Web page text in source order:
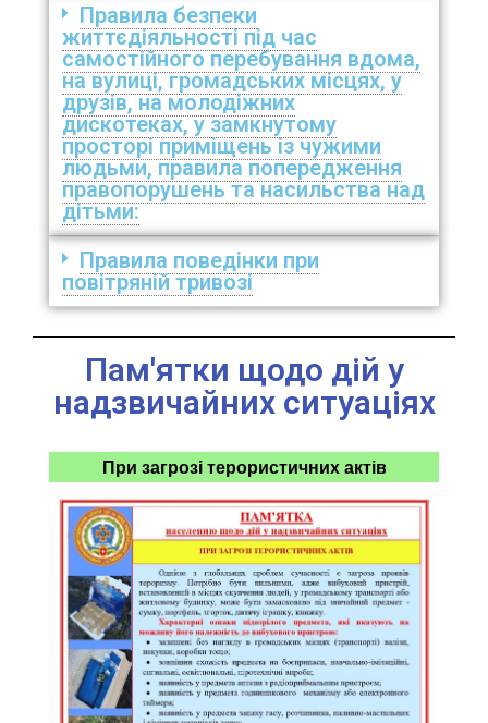
Правила безпеки
життєдіяльності під час
самостійного перебування вдома,
на вулиці, громадських місцях, у
друзів, на молодіжних
дискотеках, у замкнутому
просторі приміщень із чужими
людьми, правила попередження
правопорушень та насильства над
дітьми:
Правила поведінки при
повітряній тривозі
Пам'ятки щодо дій у
надзвичайних ситуаціях
При загрозі терористичних актів